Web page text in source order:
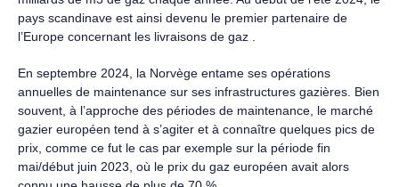
pays scandinave est ainsi devenu le premier partenaire de
l’Europe concernant les livraisons de gaz .
En septembre 2024, la Norvège entame ses opérations
annuelles de maintenance sur ses infrastructures gazières. Bien
souvent, à l’approche des périodes de maintenance, le marché
gazier européen tend à s’agiter et à connaître quelques pics de
prix, comme ce fut le cas par exemple sur la période fin
mai/début juin 2023, où le prix du gaz européen avait alors